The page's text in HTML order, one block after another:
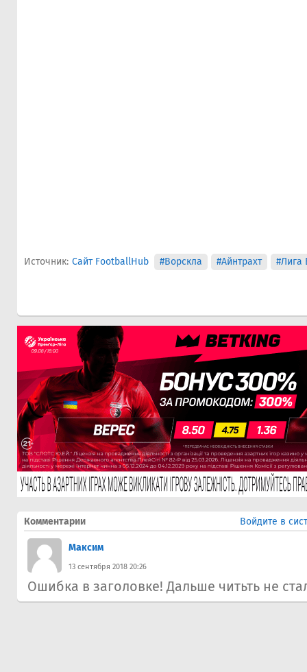
Источник: Сайт FootballHub #Ворскла #Айнтрахт #Лига
Комментарии Войдите в
Максим
13 сентября 2018 20:26
Ошибка в заголовке! Дальше читьть не